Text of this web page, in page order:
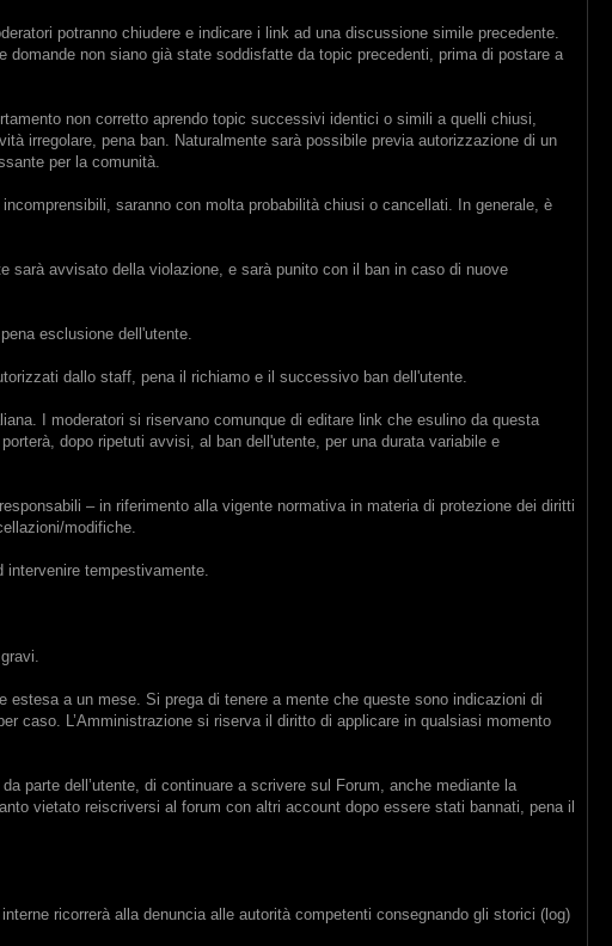
potranno chiudere e indicare i link ad una discussione simile precedente.
non siano già state soddisfatte da topic precedenti, prima di postare a
non corretto aprendo topic successivi identici o simili a quelli chiusi,
irregolare, pena ban. Naturalmente sarà possibile previa autorizzazione di un
per la comunità.
saranno con molta probabilità chiusi o cancellati. In generale, è
sarà avvisato della violazione, e sarà punito con il ban in caso di nuove
esclusione dell'utente.
dallo staff, pena il richiamo e il successivo ban dell'utente.
I moderatori si riservano comunque di editare link che esulino da questa
dopo ripetuti avvisi, al ban dell'utente, per una durata variabile e
– in riferimento alla vigente normativa in materia di protezione dei diritti
modifiche.
tempestivamente.
a un mese. Si prega di tenere a mente che queste sono indicazioni di
caso. L’Amministrazione si riserva il diritto di applicare in qualsiasi momento
parte dell’utente, di continuare a scrivere sul Forum, anche mediante la
vietato reiscriversi al forum con altri account dopo essere stati bannati, pena il
ricorrerà alla denuncia alle autorità competenti consegnando gli storici (log)